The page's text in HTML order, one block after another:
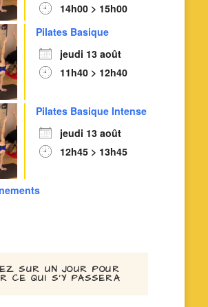
14h00 > 15h00
Pilates Basique
jeudi 13 août
11h40 > 12h40
Pilates Basique Intense
jeudi 13 août
12h45 > 13h45
SUR UN JOUR POUR
CE QUI S’Y PASSERA